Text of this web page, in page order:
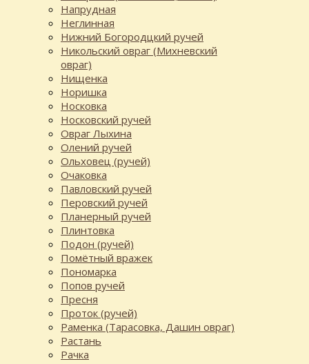
Напрудная
Неглинная
Нижний Богородцкий ручей
Никольский овраг (Михневский
овраг)
Нищенка
Норишка
Носковка
Носковский ручей
Овраг Лыхина
Олений ручей
Ольховец (ручей)
Очаковка
Павловский ручей
Перовский ручей
Планерный ручей
Плинтовка
Подон (ручей)
Помётный вражек
Пономарка
Попов ручей
Пресня
Проток (ручей)
Раменка (Тарасовка, Дашин овраг)
Растань
Рачка